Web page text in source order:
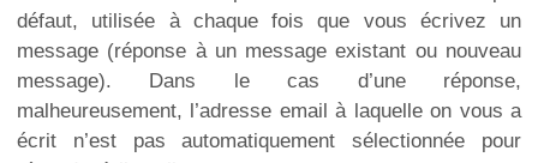
défaut, utilisée à chaque fois que vous écrivez un
message (réponse à un message existant ou nouveau
message). Dans le cas d’une réponse,
malheureusement, l’adresse email à laquelle on vous a
écrit n’est pas automatiquement sélectionnée pour